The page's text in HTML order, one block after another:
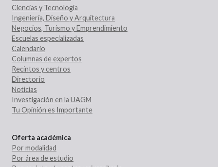
Ciencias y Tecnología
Ingeniería, Diseño y Arquitectura
Negocios, Turismo y Emprendimiento
Escuelas especializadas
Calendario
Columnas de expertos
Recintos y centros
Directorio
Noticias
Investigación en la UAGM
Tu Opinión es Importante
Oferta académica
Por modalidad
Por área de estudio